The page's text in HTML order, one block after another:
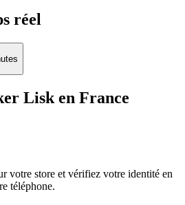
réel
Lisk en France
votre store et vérifiez votre identité en
téléphone.